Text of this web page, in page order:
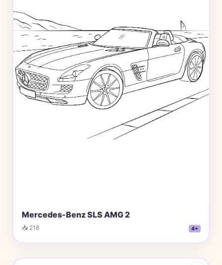
Mercedes-Benz SLS AMG 2
📥 218 4+